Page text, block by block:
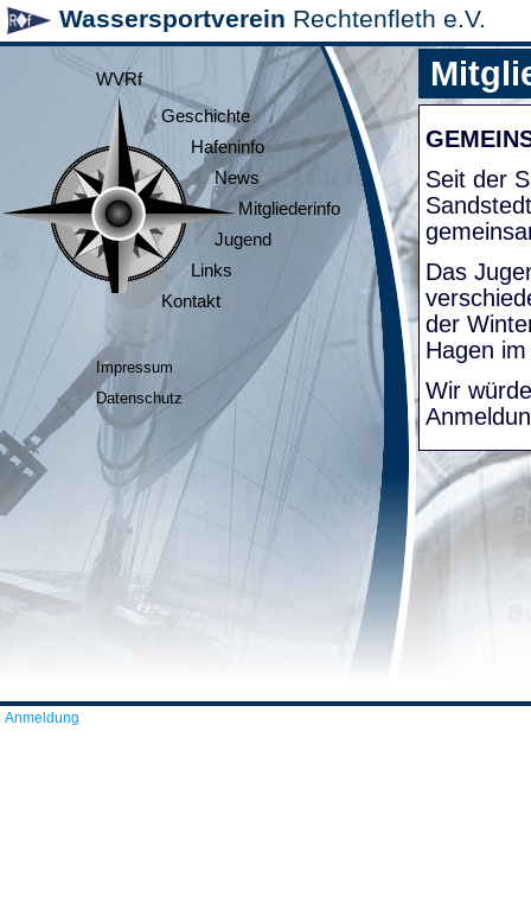
Wassersportverein Rechtenfleth e.V.
WVRf
Geschichte
Hafeninfo
News
Mitgliederinfo
Jugend
Links
Kontakt
Impressum
Datenschutz
Seit der
Das
der
Hagen
Wir
Anmeldung